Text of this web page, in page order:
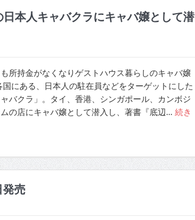
本人キャバクラにキャバ嬢として潜
所持金がなくなりゲストハウス暮らしのキャバ嬢
国にある、日本人の駐在員などをターゲットにした
ャバクラ」。タイ、香港、シンガポール、カンボジ
の店にキャバ嬢として潜入し、著書『底辺… 続き
売